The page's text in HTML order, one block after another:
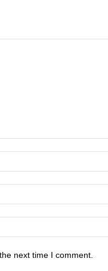
next time I comment.